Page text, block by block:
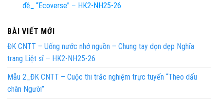
đề_ “Ecoverse” – HK2-NH25-26
BÀI VIẾT MỚI
ĐK CNTT – Uống nước nhớ nguồn – Chung tay dọn dẹp Nghĩa
trang Liệt sĩ – HK2-NH25-26
Mẫu 2_ĐK CNTT – Cuộc thi trắc nghiệm trực tuyến “Theo dấu
chân Người”